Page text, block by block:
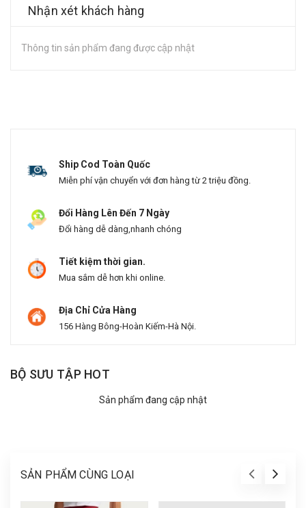
Nhận xét khách hàng
Thông tin sản phẩm đang được cập nhật
Ship Cod Toàn Quốc
Miễn phí vận chuyển với đơn hàng từ 2 triệu đồng.
Đổi Hàng Lên Đến 7 Ngày
Đổi hàng dễ dàng,nhanh chóng
Tiết kiệm thời gian.
Mua sắm dễ hơn khi online.
Địa Chỉ Cửa Hàng
156 Hàng Bông-Hoàn Kiếm-Hà Nội.
BỘ SƯU TẬP HOT
Sản phẩm đang cập nhật
SẢN PHẨM CÙNG LOẠI